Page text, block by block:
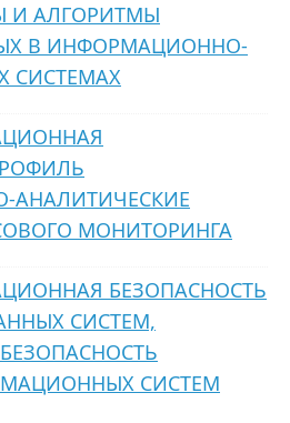
И АЛГОРИТМЫ
В ИНФОРМАЦИОННО-
СИСТЕМАХ
МОНИТОРИНГА
БЕЗОПАСНОСТЬ
СИСТЕМ,
СИСТЕМ